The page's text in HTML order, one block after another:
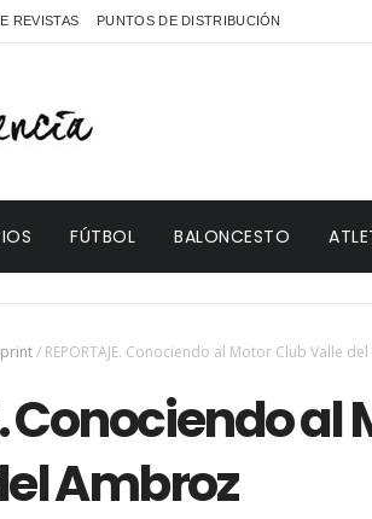
REVISTAS PUNTOS DE DISTRIBUCIÓN
FÚTBOL BALONCESTO
/ REPORTAJE. Conociendo al Motor Club Valle
Conociendo al
Ambroz